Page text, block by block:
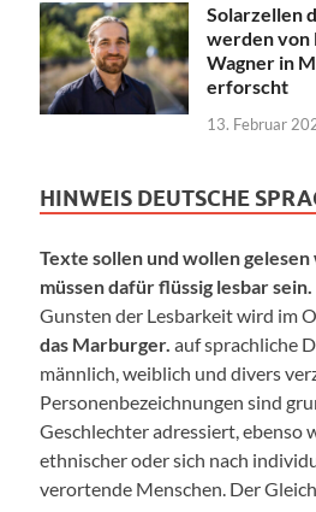
Solarzellen
werden von
Wagner in
erforscht
13. Februar
HINWEIS DEUTSCHE
Texte sollen und wollen
müssen dafür flüssig lesbar sein.
Gunsten der Lesbarkeit wird im
das Marburger. auf sprachliche
männlich, weiblich und divers
Personenbezeichnungen sind
Geschlechter adressiert, ebenso
ethnischer oder sich nach
verortende Menschen. Der